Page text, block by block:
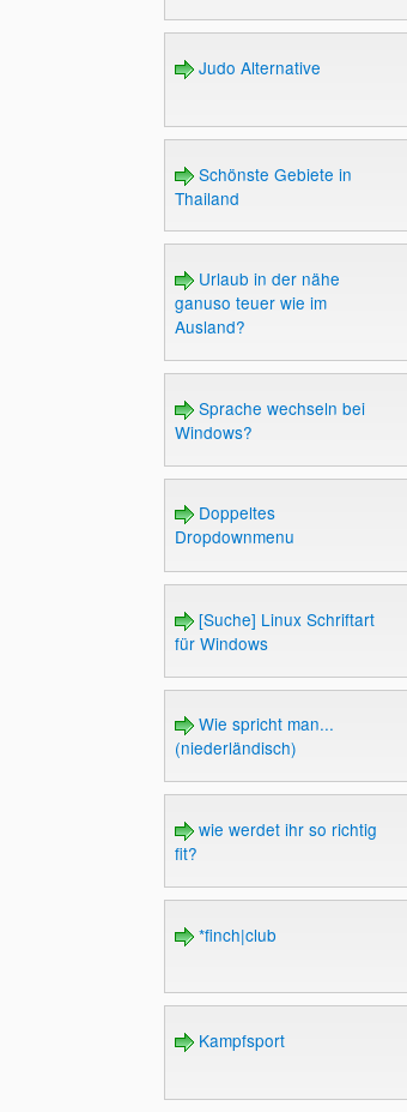
Judo Alternative
Schönste Gebiete in
Thailand
Urlaub in der nähe
ganuso teuer wie im
Ausland?
Sprache wechseln bei
Windows?
Doppeltes
Dropdownmenu
[Suche] Linux Schriftart
für Windows
Wie spricht man...
(niederländisch)
wie werdet ihr so richtig
fit?
*finch|club
Kampfsport